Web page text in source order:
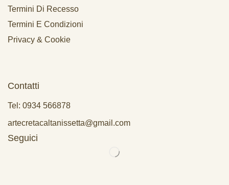
Termini Di Recesso
Termini E Condizioni
Privacy & Cookie
Contatti
Tel: 0934 566878
artecretacaltanissetta@gmail.com
Seguici